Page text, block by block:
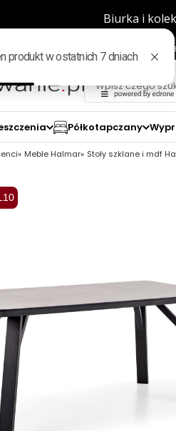
98% pozytywnych opinii według
Półkotapczany
Meble Halmar Stoły szklane i mdf